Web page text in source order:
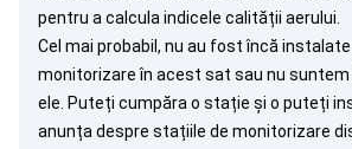
pentru a calcula indicele calității aerului.
Cel mai probabil, nu au fost încă
monitorizare în acest sat sau nu
ele. Puteți cumpăra o stație și o puteți
anunța despre stațiile de monitorizare